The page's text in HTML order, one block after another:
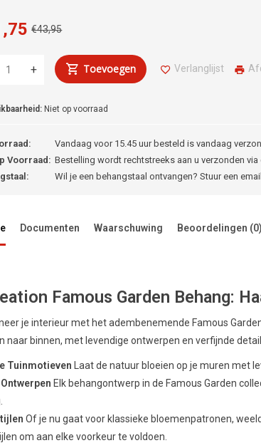
€43,95
+ Toevoegen Verlanglijst
Niet op voorraad
Vandaag voor 15.45 uur besteld is vandaag
Voorraad: Bestelling wordt rechtstreeks aan u verzonden
Wil je een behangstaal ontvangen? Stuur een
Documenten Waarschuwing Beoordelingen (0)
Famous Garden Behang:
je interieur met het adembenemende Famous
naar binnen, met levendige ontwerpen en verfijnde
Tuinmotieven Laat de natuur bloeien op je muren met
Elk behangontwerp in de Famous Garden
Of je nu gaat voor klassieke bloemenpatronen,
om aan elke voorkeur te voldoen.